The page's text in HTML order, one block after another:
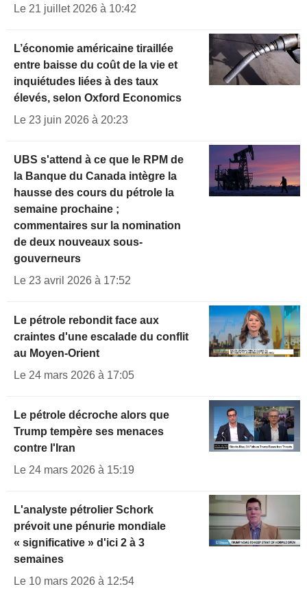
Le 21 juillet 2026 à 10:42
L’économie américaine tiraillée
entre baisse du coût de la vie et
inquiétudes liées à des taux
élevés, selon Oxford Economics
Le 23 juin 2026 à 20:23
UBS s'attend à ce que le RPM de
la Banque du Canada intègre la
hausse des cours du pétrole la
semaine prochaine ;
commentaires sur la nomination
de deux nouveaux sous-
gouverneurs
Le 23 avril 2026 à 17:52
Le pétrole rebondit face aux
craintes d'une escalade du conflit
au Moyen-Orient
Le 24 mars 2026 à 17:05
Le pétrole décroche alors que
Trump tempère ses menaces
contre l'Iran
Le 24 mars 2026 à 15:19
L'analyste pétrolier Schork
prévoit une pénurie mondiale
« significative » d'ici 2 à 3
semaines
Le 10 mars 2026 à 12:54